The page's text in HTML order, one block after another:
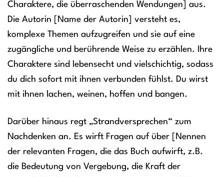
Charaktere, die überraschenden Wendungen] aus.
Die Autorin [Name der Autorin] versteht es,
komplexe Themen aufzugreifen und sie auf eine
zugängliche und berührende Weise zu erzählen. Ihre
Charaktere sind lebensecht und vielschichtig, sodass
du dich sofort mit ihnen verbunden fühlst. Du wirst
mit ihnen lachen, weinen, hoffen und bangen.
Darüber hinaus regt „Strandversprechen“ zum
Nachdenken an. Es wirft Fragen auf über [Nennen
der relevanten Fragen, die das Buch aufwirft, z.B.
die Bedeutung von Vergebung, die Kraft der